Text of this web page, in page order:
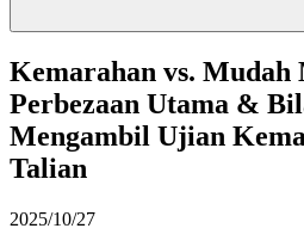
Kemarahan vs. Mudah
Perbezaan Utama &
Mengambil Ujian
Talian
2025/10/27